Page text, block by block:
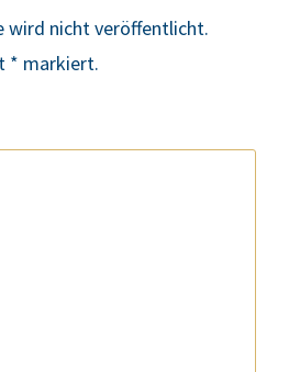
wird nicht veröffentlicht.
* markiert.